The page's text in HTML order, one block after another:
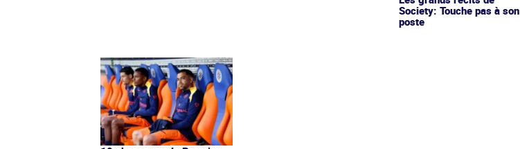
Society: Touche pas à son
poste